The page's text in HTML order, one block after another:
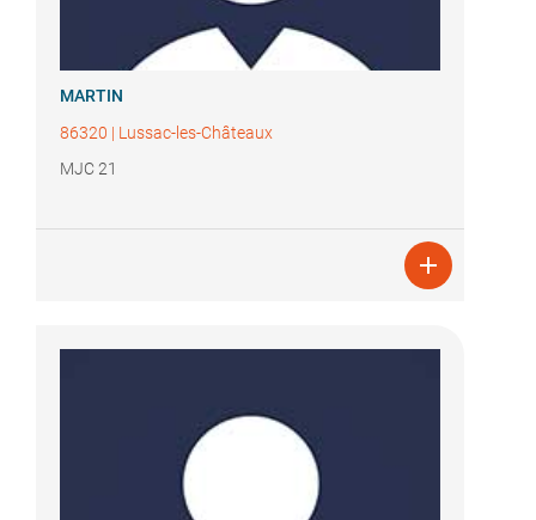
MARTIN
86320 | Lussac-les-Châteaux
MJC 21
